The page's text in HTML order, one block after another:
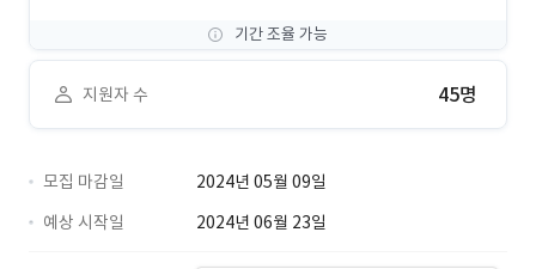
기간 조율 가능
지원자 수 45명
모집 마감일
2024년 05월 09일
예상 시작일
2024년 06월 23일